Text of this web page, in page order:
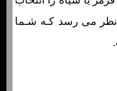
نظر می رسد کـه شـما